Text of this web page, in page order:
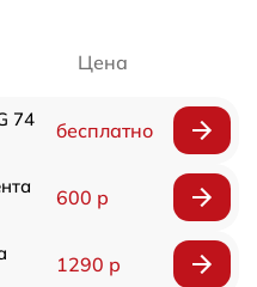
Цена
74
бесплатно
600 р
1290 р